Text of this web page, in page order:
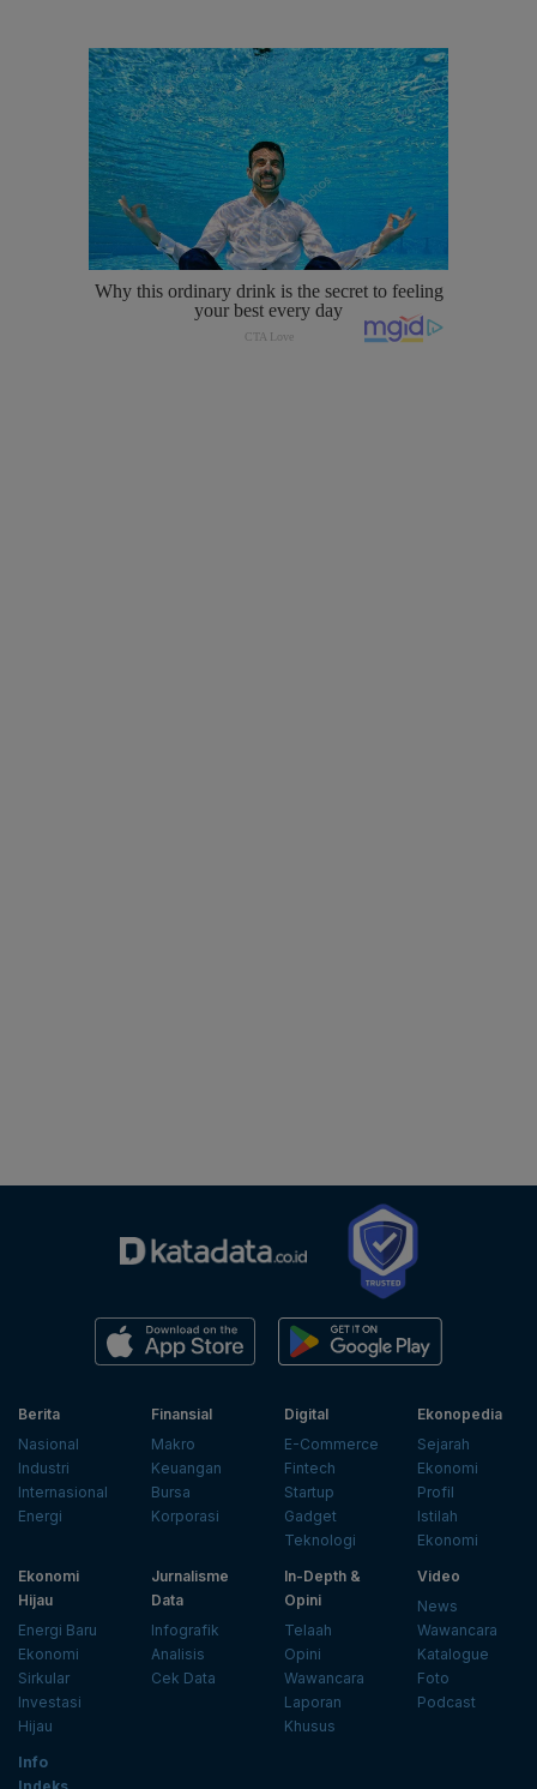
Berita
Nasional
Industri
Internasional
Energi
Finansial
Makro
Keuangan
Bursa
Korporasi
Digital
E-Commerce
Fintech
Startup
Gadget
Teknologi
Ekonopedia
Sejarah
Ekonomi
Profil
Istilah
Ekonomi
Ekonomi
Hijau
Energi Baru
Ekonomi
Sirkular
Investasi
Hijau
Jurnalisme
Data
Infografik
Analisis
Cek Data
In-Depth &
Opini
Telaah
Opini
Wawancara
Laporan
Khusus
Video
News
Wawancara
Katalogue
Foto
Podcast
Info